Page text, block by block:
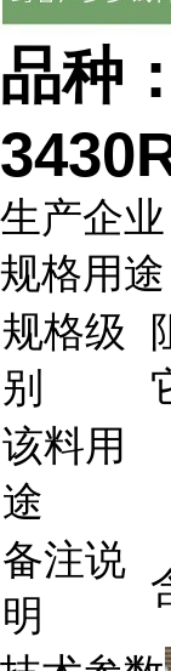
品种
生产企
规格用途
规格级
别
该料用
途
备注说
明